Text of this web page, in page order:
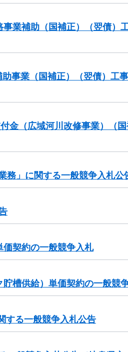
業補助（国補正）（翌債）
事業（国補正）（翌債）工
金（広域河川改修事業）（
務」に関する一般競争入札公
契約の一般競争入札
槽供給）単価契約の一般競
する一般競争入札公告